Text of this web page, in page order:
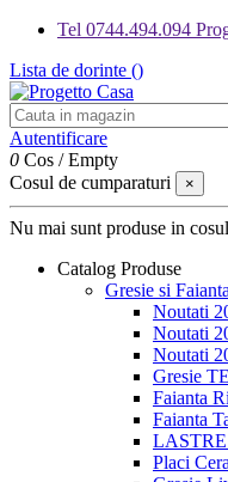
Tel 0744.494.094
Lista de dorinte ()
Autentificare
0 Cos /Empty
Cosul de cumparaturi
×
Nu mai sunt produse in
Catalog Produse
Gresie si Faianta
Noutati
Noutati
Noutati
Gresie
Faianta
Faianta
Placi